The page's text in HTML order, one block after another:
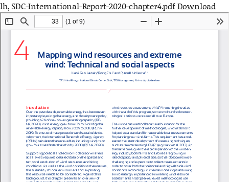
lh, SDC-International-Report-2020-chapter4.pdfDownload